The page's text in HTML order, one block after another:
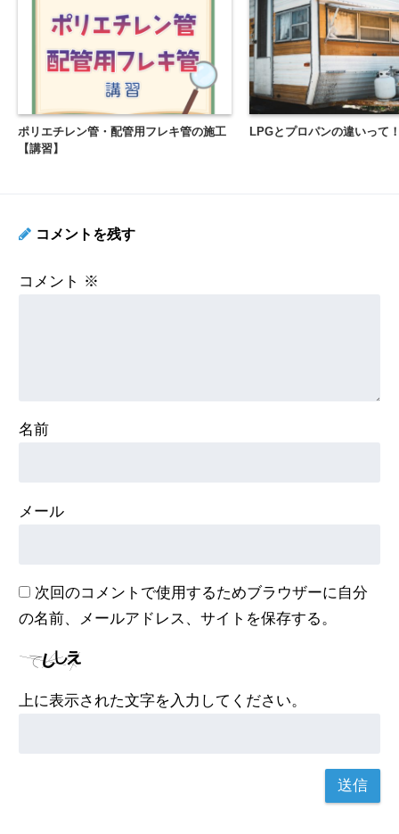
ポリエチレン管・配管用フレキ管の施工
【講習】
LPGとプロパンの違いって
コメントを残す
コメント ※
名前
メール
次回のコメントで使用するためブラウザーに自分
の名前、メールアドレス、サイトを保存する。
上に表示された文字を入力してください。